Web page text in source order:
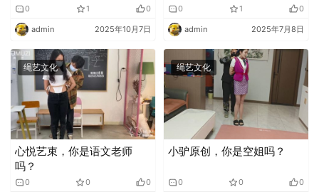
0 1 0
admin 2025年10月7日
0 1 0
admin 2025年7月8日
绳艺文化
心悦艺束，你是语文老师
吗？
0 0 0
绳艺文化
小驴原创，你是空姐吗？
0 0 0